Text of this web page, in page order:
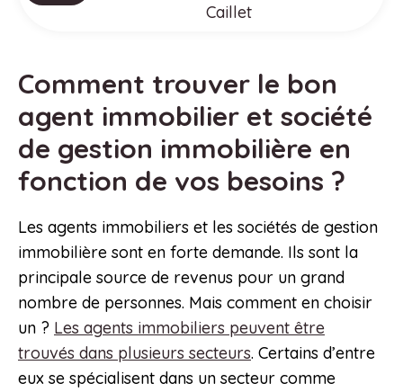
Caillet
Comment trouver le bon
agent immobilier et société
de gestion immobilière en
fonction de vos besoins ?
Les agents immobiliers et les sociétés de gestion
immobilière sont en forte demande. Ils sont la
principale source de revenus pour un grand
nombre de personnes. Mais comment en choisir
un ? Les agents immobiliers peuvent être
trouvés dans plusieurs secteurs. Certains d’entre
eux se spécialisent dans un secteur comme